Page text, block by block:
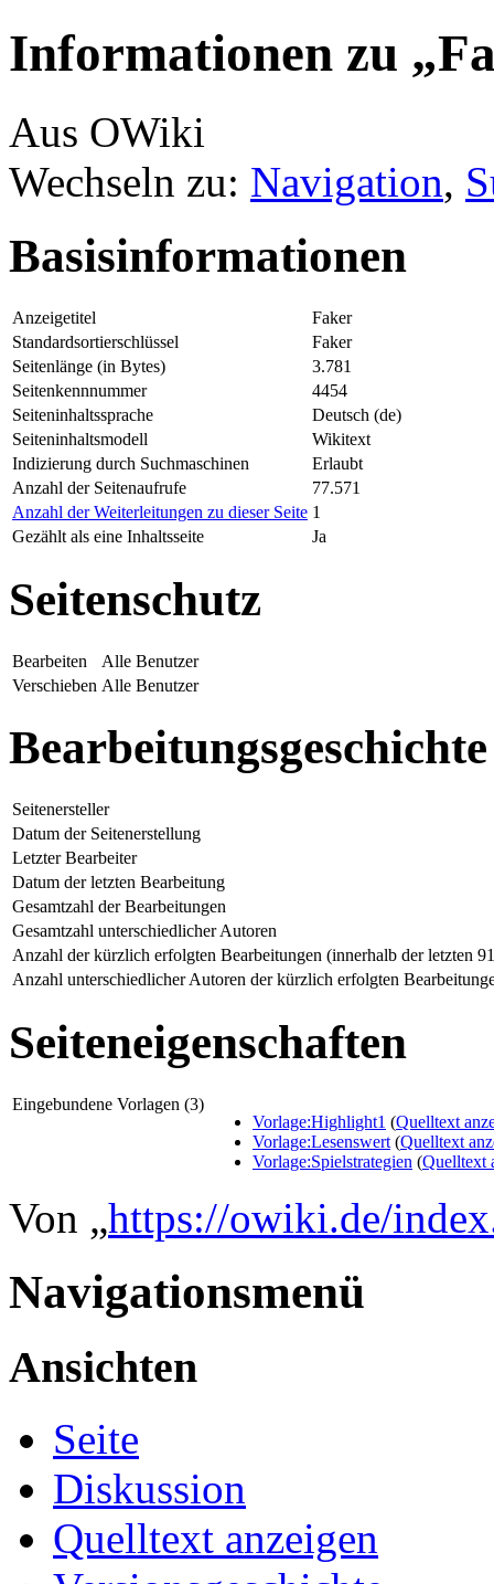
Informationen zu
Aus OWiki
Wechseln zu: Navigation,
Basisinformationen
Anzeigetitel
Faker
Standardsortierschlüssel
Faker
Seitenlänge (in Bytes)
3.781
Seitenkennnummer
4454
Seiteninhaltssprache
Deutsch (de)
Seiteninhaltsmodell
Wikitext
Indizierung durch Suchmaschinen
Erlaubt
Anzahl der Seitenaufrufe
77.571
Anzahl der Weiterleitungen zu dieser Seite 1
Gezählt als eine Inhaltsseite
Ja
Seitenschutz
Bearbeiten
Alle Benutzer
Verschieben Alle Benutzer
Bearbeitungsgeschichte
Seitenersteller
Datum der Seitenerstellung
Letzter Bearbeiter
Datum der letzten Bearbeitung
Gesamtzahl der Bearbeitungen
Gesamtzahl unterschiedlicher Autoren
Anzahl der kürzlich erfolgten Bearbeitungen (innerhalb der letzten
Anzahl unterschiedlicher Autoren der kürzlich erfolgten
Seiteneigenschaften
Eingebundene Vorlagen (3)
Vorlage:Highlight1 (Quelltext
Vorlage:Lesenswert (Quelltext
Vorlage:Spielstrategien (Quelltext
Von „https://owiki.de/
Navigationsmenü
Ansichten
Seite
Diskussion
Quelltext anzeigen